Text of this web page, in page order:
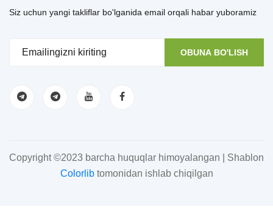
Siz uchun yangi takliflar bo'lganida email orqali habar yuboramiz
OBUNA BO'LISH
Copyright ©2023 barcha huquqlar himoyalangan | Shablon
Colorlibtomonidan ishlab chiqilgan